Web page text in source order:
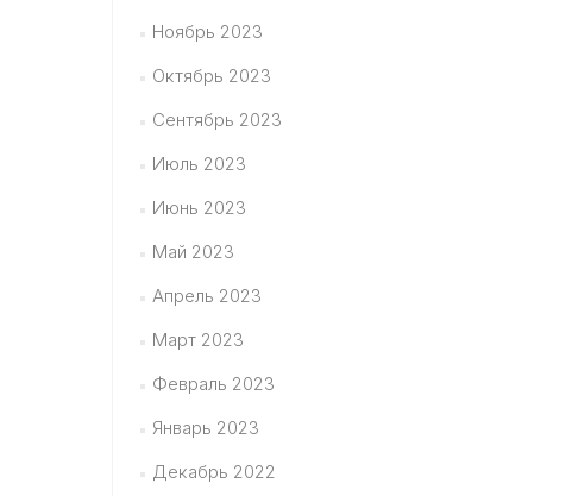
Ноябрь 2023
Октябрь 2023
Сентябрь 2023
Июль 2023
Июнь 2023
Май 2023
Апрель 2023
Март 2023
Февраль 2023
Январь 2023
Декабрь 2022